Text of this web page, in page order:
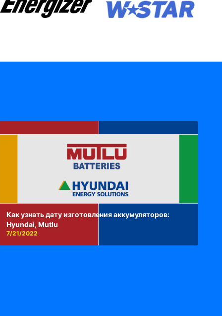
Как узнать дату изготовления аккумуляторов:
Hyundai, Mutlu
7/21/2022